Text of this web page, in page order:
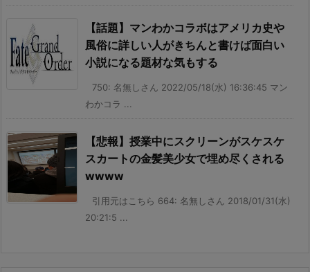
【話題】マンわかコラボはアメリカ史や
風俗に詳しい人がきちんと書けば面白い
小説になる題材な気もする
750: 名無しさん 2022/05/18(水) 16:36:45 マン
わかコラ ...
【悲報】授業中にスクリーンがスケスケ
スカートの金髪美少女で埋め尽くされる
wwww
引用元はこちら 664: 名無しさん 2018/01/31(水)
20:21:5 ...